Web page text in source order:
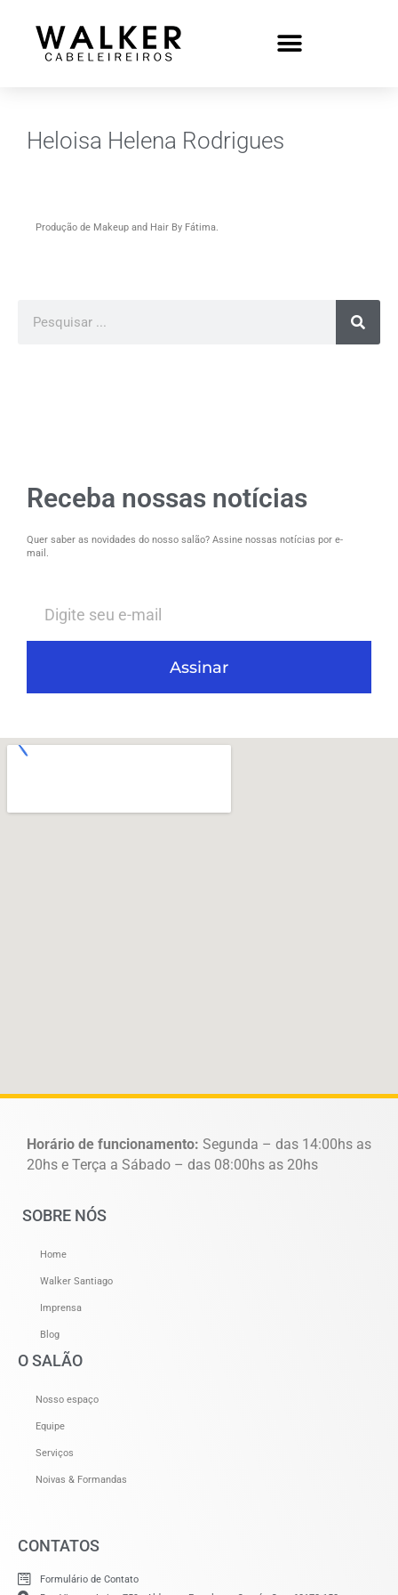
Heloisa Helena Rodrigues
Produção de Makeup and Hair By Fátima.
Receba nossas notícias
Quer saber as novidades do nosso salão? Assine nossas notícias por e-
mail.
Assinar
Horário de funcionamento: Segunda – das 14:00hs as
20hs e Terça a Sábado – das 08:00hs as 20hs
SOBRE NÓS
Home
Walker Santiago
Imprensa
Blog
O SALÃO
Nosso espaço
Equipe
Serviços
Noivas & Formandas
CONTATOS
Formulário de Contato